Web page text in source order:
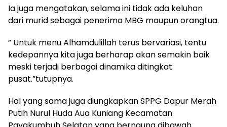
Ia juga mengatakan, selama ini tidak ada keluhan
dari murid sebagai penerima MBG maupun orangtua.
” Untuk menu Alhamdulillah terus bervariasi, tentu
kedepannya kita juga berharap akan semakin baik
meski terjadi berbagai dinamika ditingkat
pusat.”tutupnya.
Hal yang sama juga diungkapkan SPPG Dapur Merah
Putih Nurul Huda Aua Kuniang Kecamatan